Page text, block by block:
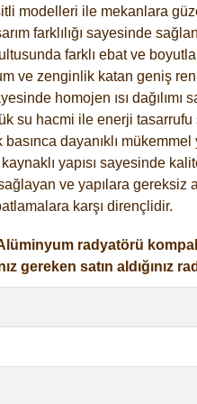
modelleri ile mekanlara
farklılığı sayesinde
farklı ebat ve
ve zenginlik katan geniş
homojen ısı
su hacmi ile enerji tasarrufu
dayanıklı mükemmel
yapısı sayesinde
ve yapılara gereksiz
karşı dirençlidir.
radyatörü
gereken satın aldığınız